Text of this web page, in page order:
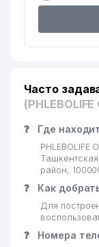
Часто
❓ Где
PHLEBOLIFE
район,
❓ Как
Для
❓ Номера